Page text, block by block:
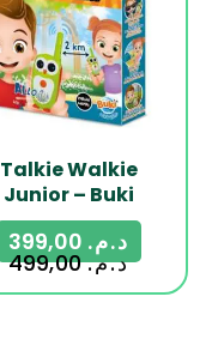
Talkie Walkie
Junior – Buki
د.م.499,00
د.م.